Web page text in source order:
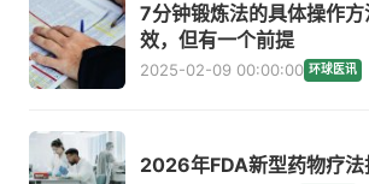
7分钟锻炼法的具体操作
效，但有一个前提
2025-02-09 00:00:00 环球医讯
2026年FDA新型药物疗法